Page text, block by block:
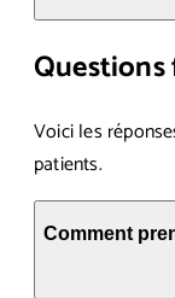
Voici les
patients.
Comment